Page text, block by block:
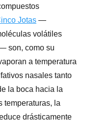
Jotas —
volátiles
son, como su
a temperatura
nasales tanto
la boca hacia la
temperaturas, la
drásticamente